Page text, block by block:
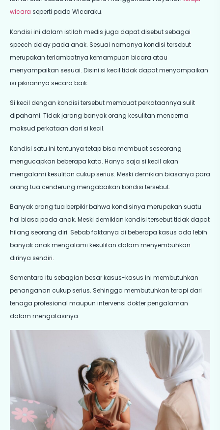
wicara seperti pada Wicaraku.
Kondisi ini dalam istilah medis juga dapat disebut sebagai
speech delay pada anak. Sesuai namanya kondisi tersebut
merupakan terlambatnya kemampuan bicara atau
menyampaikan sesuai. Disini si kecil tidak dapat menyampaikan
isi pikirannya secara baik.
Si kecil dengan kondisi tersebut membuat perkataannya sulit
dipahami. Tidak jarang banyak orang kesulitan mencerna
maksud perkataan dari si kecil.
Kondisi satu ini tentunya tetap bisa membuat seseorang
mengucapkan beberapa kata. Hanya saja si kecil akan
mengalami kesulitan cukup serius. Meski demikian biasanya para
orang tua cenderung mengabaikan kondisi tersebut.
Banyak orang tua berpikir bahwa kondisinya merupakan suatu
hal biasa pada anak. Meski demikian kondisi tersebut tidak dapat
hilang seorang diri. Sebab faktanya di beberapa kasus ada lebih
banyak anak mengalami kesulitan dalam menyembuhkan
dirinya sendiri.
Sementara itu sebagian besar kasus-kasus ini membutuhkan
penanganan cukup serius. Sehingga membutuhkan terapi dari
tenaga profesional maupun intervensi dokter pengalaman
dalam mengatasinya.